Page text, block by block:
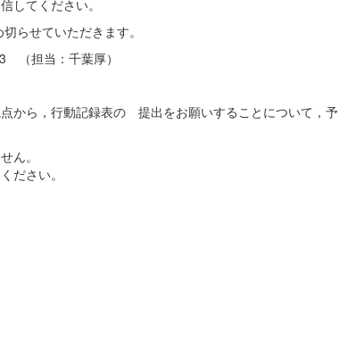
してください。
らせていただきます。
担当：千葉厚）
から，行動記録表の 提出をお願いすることについて，予
ん。
ださい。